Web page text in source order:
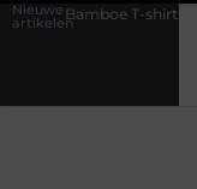
Nieuwe
artikelen
voor heren die koel